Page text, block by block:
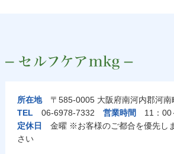
所在地〒585-0005 大阪府南河内郡河南
TEL 06-6978-7332 営業時間
11：00
定休日
金曜 ※お客様のご都合を優先し
さい